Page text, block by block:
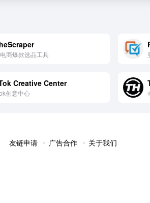
商爆款选品工具
Creative Center
创意中心
友链申请 广告合作 关于我们